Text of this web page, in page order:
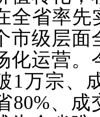
全省率先
市级层
化运营。
1万宗、
80%、成